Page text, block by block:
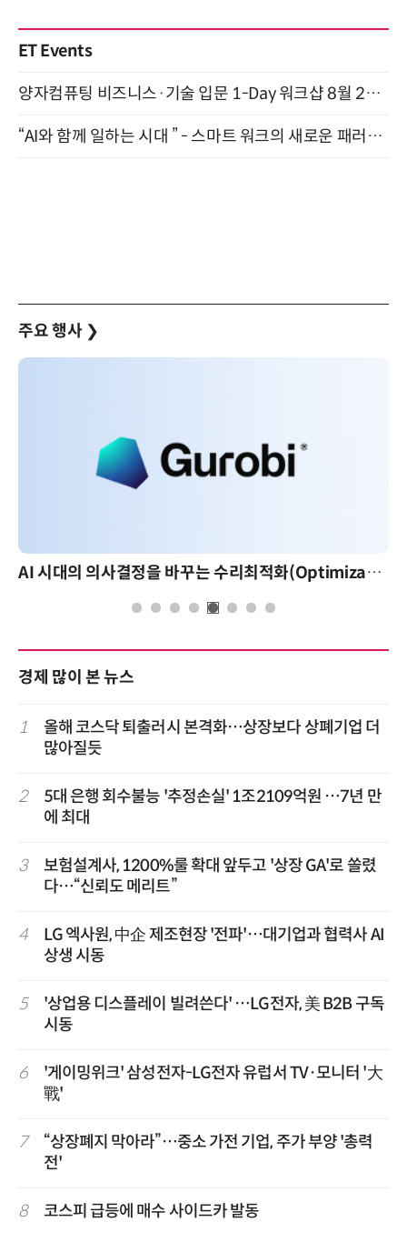
ET Events
양자컴퓨팅 비즈니스·기술 입문 1-Day 워크샵 8월 28일 개최
“AI와 함께 일하는 시대 ” - 스마트 워크의 새로운 패러다임 (9/11)
주요 행사 ❯
AI 시대의 의사결정을 바꾸는 수리최적화(Optimization): 실제 산업 적용 사례와 활용 전략
경제 많이 본 뉴스
1
올해 코스닥 퇴출러시 본격화…상장보다 상폐기업 더
많아질듯
2
5대 은행 회수불능 '추정손실' 1조2109억원 …7년 만
에 최대
3
보험설계사, 1200%룰 확대 앞두고 '상장 GA'로 쏠렸
다…“신뢰도 메리트”
4
LG 엑사원, 中企 제조현장 '전파'…대기업과 협력사 AI
상생 시동
5
'상업용 디스플레이 빌려쓴다' …LG전자, 美 B2B 구독
시동
6
'게이밍위크' 삼성전자-LG전자 유럽서 TV·모니터 '大
戰'
7
“상장폐지 막아라”…중소 가전 기업, 주가 부양 '총력
전'
8 코스피 급등에 매수 사이드카 발동